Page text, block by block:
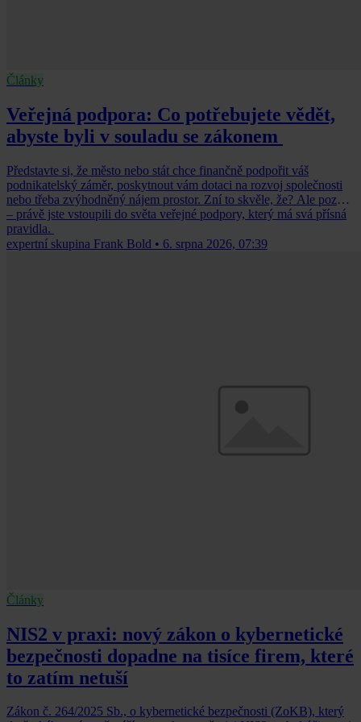
Články
Veřejná podpora: Co potřebujete vědět,
abyste byli v souladu se zákonem
Představte si, že město nebo stát chce finančně podpořit váš
podnikatelský záměr, poskytnout vám dotaci na rozvoj společnosti
nebo třeba zvýhodněný nájem prostor. Zní to skvěle, že? Ale pozor
– právě jste vstoupili do světa veřejné podpory, který má svá přísná
pravidla.
expertní skupina Frank Bold • 6. srpna 2026, 07:39
Články
NIS2 v praxi: nový zákon o kybernetické
bezpečnosti dopadne na tisíce firem, které
to zatím netuší
Zákon č. 264/2025 Sb., o kybernetické bezpečnosti (ZoKB), který